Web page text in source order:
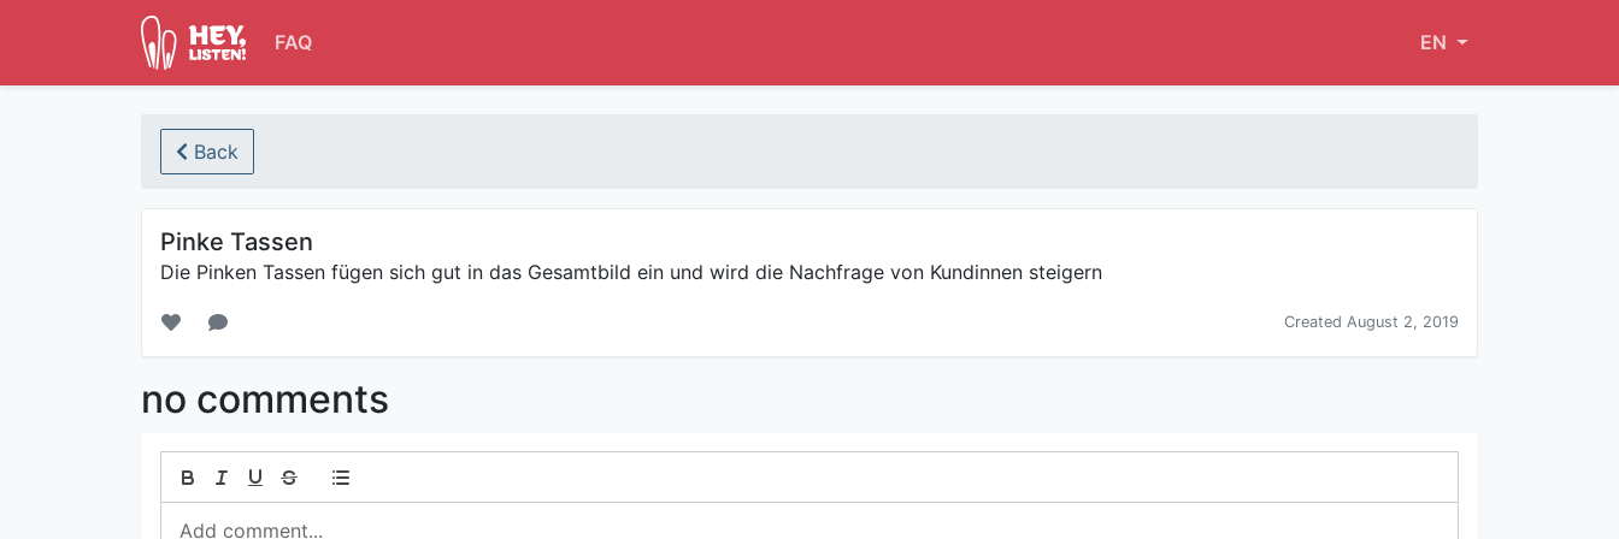
FAQ EN
Back
Pinke Tassen
Die Pinken Tassen fügen sich gut in das Gesamtbild ein und wird die Nachfrage von Kundinnen steigern
Created August 2, 2019
no comments